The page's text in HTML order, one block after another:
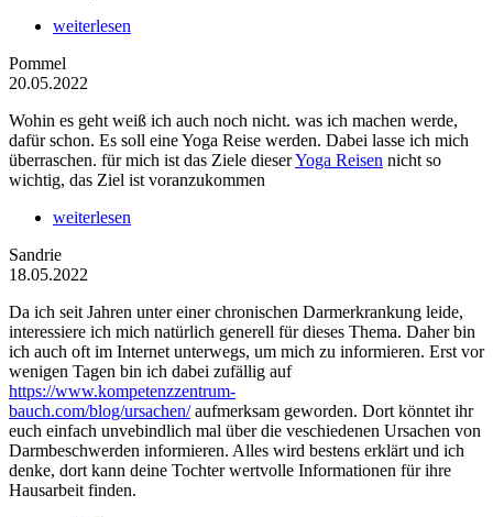
weiterlesen
Pommel
20.05.2022
Wohin es geht weiß ich auch noch nicht. was ich machen werde,
dafür schon. Es soll eine Yoga Reise werden. Dabei lasse ich mich
überraschen. für mich ist das Ziele dieserYoga Reisen nicht so
wichtig, das Ziel ist voranzukommen
weiterlesen
Sandrie
18.05.2022
Da ich seit Jahren unter einer chronischen Darmerkrankung leide,
interessiere ich mich natürlich generell für dieses Thema. Daher bin
ich auch oft im Internet unterwegs, um mich zu informieren. Erst vor
wenigen Tagen bin ich dabei zufällig auf
https://www.kompetenzzentrum-
bauch.com/blog/ursachen/aufmerksam geworden. Dort könntet ihr
euch einfach unvebindlich mal über die veschiedenen Ursachen von
Darmbeschwerden informieren. Alles wird bestens erklärt und ich
denke, dort kann deine Tochter wertvolle Informationen für ihre
Hausarbeit finden.